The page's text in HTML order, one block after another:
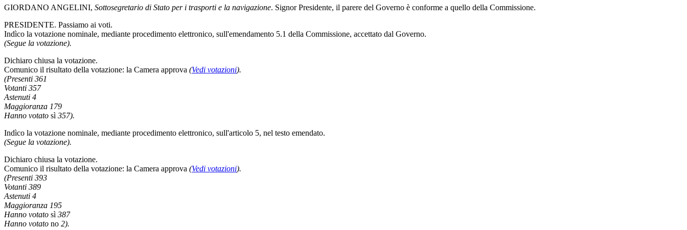
GIORDANO ANGELINI, Sottosegretario di Stato per i trasporti e la navigazione. Signor Presidente, il parere del Governo è conforme a quello della Commissione.
PRESIDENTE. Passiamo ai voti.
Indìco la votazione nominale, mediante procedimento elettronico, sull'emendamento 5.1 della Commissione, accettato dal Governo.
(Segue la votazione).
Dichiaro chiusa la votazione.
Comunico il risultato della votazione: la Camera approva (Vedi votazioni).
(Presenti 361
Votanti 357
Astenuti 4
Maggioranza 179
Hanno votato sì 357).
Indìco la votazione nominale, mediante procedimento elettronico, sull'articolo 5, nel testo emendato.
(Segue la votazione).
Dichiaro chiusa la votazione.
Comunico il risultato della votazione: la Camera approva (Vedi votazioni).
(Presenti 393
Votanti 389
Astenuti 4
Maggioranza 195
Hanno votato sì 387
Hanno votato no 2).